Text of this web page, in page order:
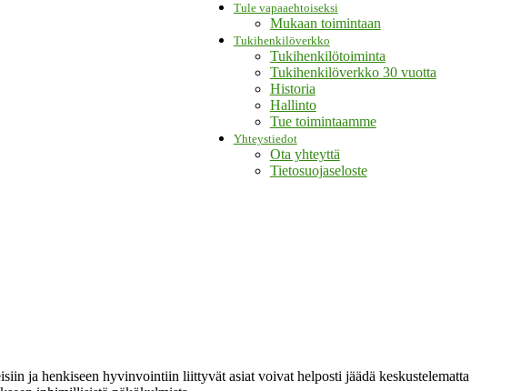
Tule vapaaehtoiseksi
Mukaan toimintaan
Tukihenkilöverkko
Tukihenkilötoiminta
Tukihenkilöverkko 30 vuotta
Historia
Hallinto
Tue toimintaamme
Yhteystiedot
Ota yhteyttä
Tietosuojaseloste
ja henkiseen hyvinvointiin liittyvät asiat voivat helposti jäädä keskustelematta